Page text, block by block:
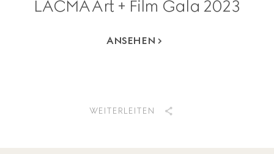
LACMA Art + Film Gala 2023
ANSEHEN
WEITERLEITEN